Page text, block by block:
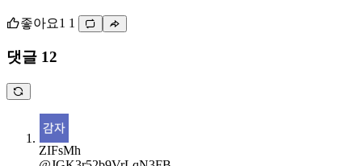
좋아요1 1
댓글 12
ZIFsMh